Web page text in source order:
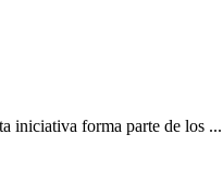
iniciativa forma parte de los ...